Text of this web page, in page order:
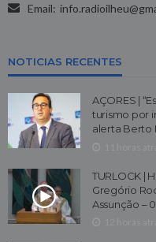
Email:
NOTICIAS RECENTES
AÇORES |
turismo por
alerta Berto
TURLOCK |
Gregório
Assunção –